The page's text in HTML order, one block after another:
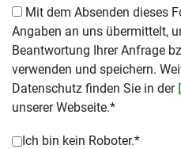
Angaben an uns übermittelt,
Beantwortung Ihrer Anfrage
verwenden und speichern.
Datenschutz finden Sie in der
unserer Webseite.*
Ich bin kein Roboter.*